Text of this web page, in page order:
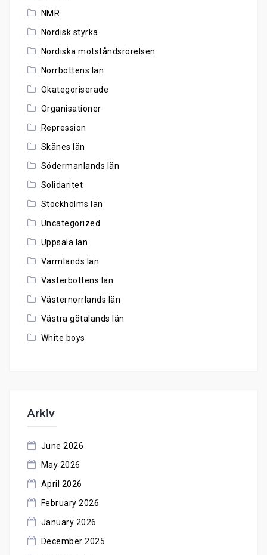
NMR
Nordisk styrka
Nordiska motståndsrörelsen
Norrbottens län
Okategoriserade
Organisationer
Repression
Skånes län
Södermanlands län
Solidaritet
Stockholms län
Uncategorized
Uppsala län
Värmlands län
Västerbottens län
Västernorrlands län
Västra götalands län
White boys
Arkiv
June 2026
May 2026
April 2026
February 2026
January 2026
December 2025